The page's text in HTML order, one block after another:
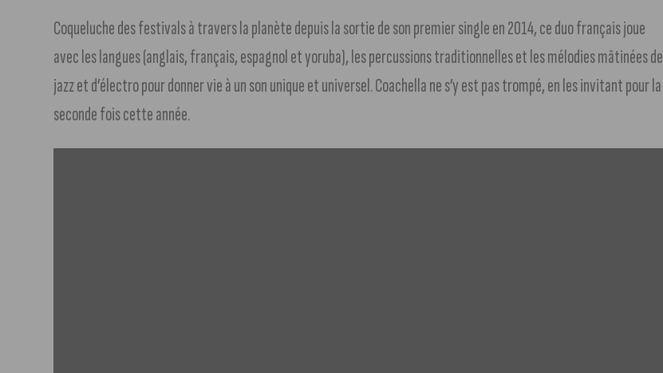
Coqueluche des festivals à travers la planète depuis la sortie de son premier single en 2014, ce duo français joue
avec les langues (anglais, français, espagnol et yoruba), les percussions traditionnelles et les mélodies mâtinées de
jazz et d’électro pour donner vie à un son unique et universel. Coachella ne s’y est pas trompé, en les invitant pour la
seconde fois cette année.